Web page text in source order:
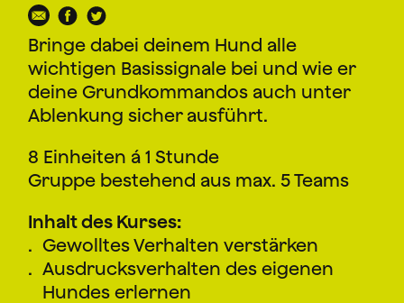
Bringe dabei deinem Hund alle
wichtigen Basissignale bei und wie er
deine Grundkommandos auch unter
Ablenkung sicher ausführt.
8 Einheiten á 1 Stunde
Gruppe bestehend aus max. 5 Teams
Inhalt des Kurses:
Gewolltes Verhalten verstärken
Ausdrucksverhalten des eigenen
Hundes erlernen